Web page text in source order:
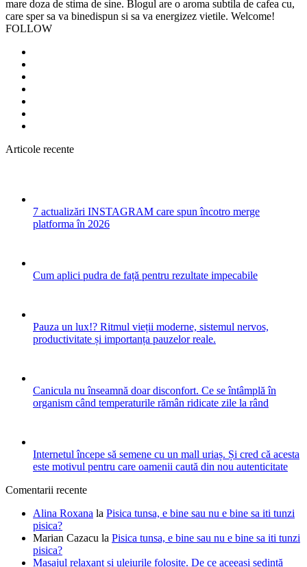
mare doza de stima de sine. Blogul are o aroma subtila de cafea cu,
care sper sa va binedispun si sa va energizez vietile. Welcome!
FOLLOW
Articole recente
7 actualizări INSTAGRAM care spun încotro merge
platforma în 2026
Cum aplici pudra de față pentru rezultate impecabile
Pauza un lux!? Ritmul vieții moderne, sistemul nervos,
productivitate și importanța pauzelor reale.
Canicula nu înseamnă doar disconfort. Ce se întâmplă în
organism când temperaturile rămân ridicate zile la rând
Internetul începe să semene cu un mall uriaș. Și cred că acesta
este motivul pentru care oamenii caută din nou autenticitate
Comentarii recente
Alina Roxana la Pisica tunsa, e bine sau nu e bine sa iti tunzi
pisica?
Marian Cazacu la Pisica tunsa, e bine sau nu e bine sa iti tunzi
pisica?
Masajul relaxant și uleiurile folosite. De ce aceeași ședință